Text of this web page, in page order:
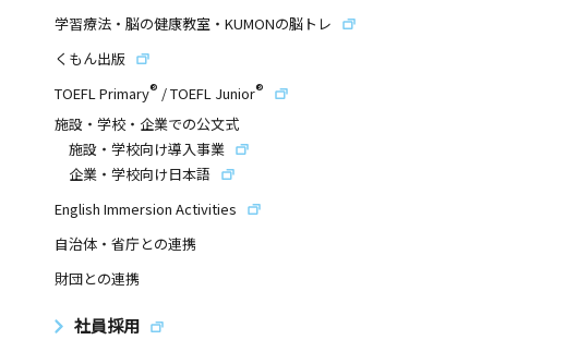
学習療法・脳の健康教室・KUMONの脳トレ
くもん出版
TOEFL Primary® /TOEFL Junior®
施設・学校・企業での公文式
施設・学校向け導入事業
企業・学校向け日本語
English Immersion Activities
自治体・省庁との連携
財団との連携
社員採用